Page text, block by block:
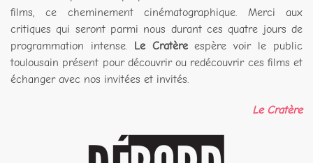
films, ce cheminement cinématographique. Merci aux
critiques qui seront parmi nous durant ces quatre jours de
programmation intense. Le Cratèreespère voir le public
toulousain présent pour découvrir ou redécouvrir ces films et
échanger avec nos invitées et invités.
Le Cratère